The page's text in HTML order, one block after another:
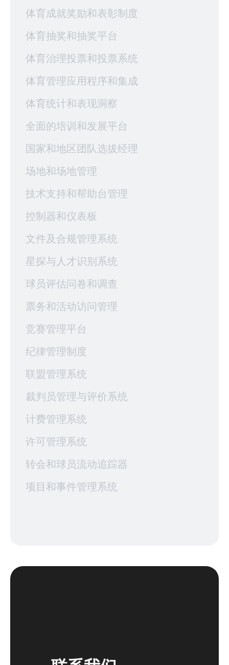
体育成就奖励和表彰制度
体育抽奖和抽奖平台
体育治理投票和投票系统
体育管理应用程序和集成
体育统计和表现洞察
全面的培训和发展平台
国家和地区团队选拔经理
场地和场地管理
技术支持和帮助台管理
控制器和仪表板
文件及合规管理系统
星探与人才识别系统
球员评估问卷和调查
票务和活动访问管理
竞赛管理平台
纪律管理制度
联盟管理系统
裁判员管理与评价系统
计费管理系统
许可管理系统
转会和球员流动追踪器
项目和事件管理系统